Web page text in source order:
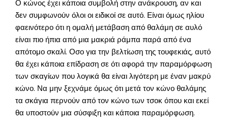
Ο κώνος έχει κάποια συμβολή στην ανάκρουση, αν και
δεν συμφωνούν όλοι οι ειδικοί σε αυτό. Είναι όμως ηλίου
φαεινότερο ότι η ομαλή μετάβαση από θαλάμη σε αυλό
είναι πιο ήπια από μια μακριά ράμπα παρά από ένα
απότομο σκαλί. Οσο για την βελτίωση της τουφεκιάς, αυτό
θα έχει κάποια επίδραση σε ότι αφορά την παραμόρφωση
των σκαγίων που λογικά θα είναι λιγότερη με έναν μακρύ
κώνο. Να μην ξεχνάμε όμως ότι μετά τον κώνο θαλάμης
τα σκάγια περνούν από τον κώνο των τσοκ όπου και εκεί
θα υποστούν μια σύσφιξη και κάποια παραμόρφωση.